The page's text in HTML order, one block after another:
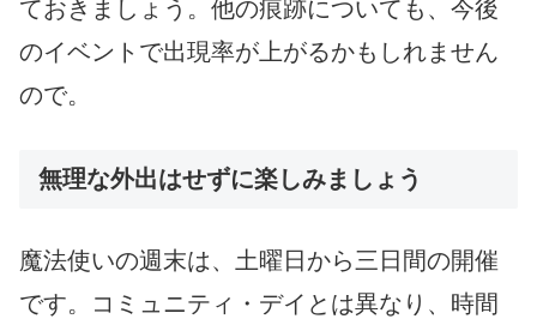
ておきましょう。他の痕跡についても、今後
のイベントで出現率が上がるかもしれません
ので。
無理な外出はせずに楽しみましょう
魔法使いの週末は、土曜日から三日間の開催
です。コミュニティ・デイとは異なり、時間